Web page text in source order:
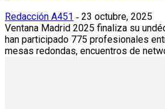
Redacción A451 - 23 octubre, 2025
Ventana Madrid 2025 finaliza su
han participado 775 profesionales
mesas redondas, encuentros de